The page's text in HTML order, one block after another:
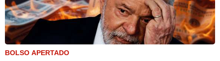
BOLSO APERTADO